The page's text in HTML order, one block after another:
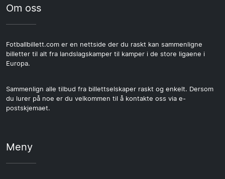
Om oss
Fotballbillett.com er en nettside der du raskt kan sammenligne
billetter til alt fra landslagskamper til kamper i de store ligaene i
Europa.
Sammenlign alle tilbud fra billettselskaper raskt og enkelt. Dersom
du lurer på noe er du velkommen til å kontakte oss via e-
postskjemaet.
Meny